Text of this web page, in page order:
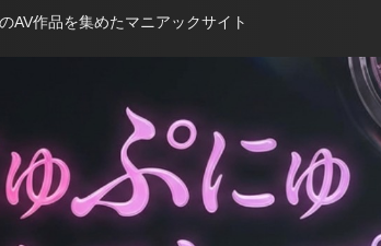
AV作品を集めたマニアックサイト